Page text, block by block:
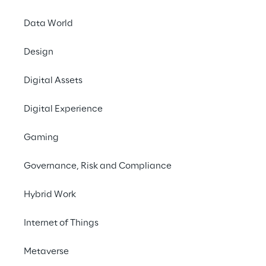
Data World
Design
Digital Assets
Digital Experience
Gaming
Governance, Risk and Compliance
Hybrid Work
Internet of Things
Metaverse
#Financial industry
Automation auf das
nächste Level heben.
DAS SZENARIO